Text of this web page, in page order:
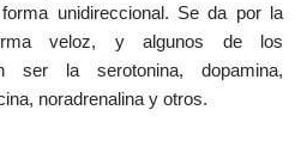
unidireccional. Se da por la
veloz, y algunos de los
ser la serotonina, dopamina,
noradrenalina y otros.